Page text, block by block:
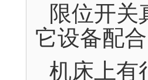
限位开关
它设备配
机床上有